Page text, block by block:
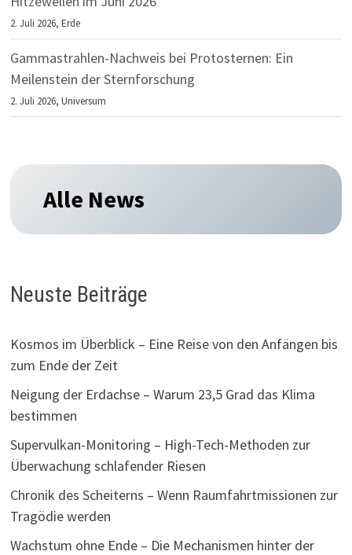
2. Juli 2026,Erde
Gammastrahlen-Nachweis bei Protosternen: Ein
Meilenstein der Sternforschung
2. Juli 2026,Universum
Alle News
Neuste Beiträge
Kosmos im Überblick – Eine Reise von den Anfängen bis
zum Ende der Zeit
Neigung der Erdachse – Warum 23,5 Grad das Klima
bestimmen
Supervulkan-Monitoring – High-Tech-Methoden zur
Überwachung schlafender Riesen
Chronik des Scheiterns – Wenn Raumfahrtmissionen zur
Tragödie werden
Wachstum ohne Ende – Die Mechanismen hinter der